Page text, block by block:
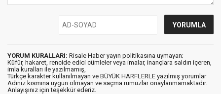
YORUM KURALLARI: Risale Haber yayın politikasına uymayan;
Küfür, hakaret, rencide edici cümleler veya imalar, inançlara saldırı içeren,
imla kuralları ile yazılmamış,
Türkçe karakter kullanılmayan ve BÜYÜK HARFLERLE yazılmış yorumlar
Adınız kısmına uygun olmayan ve saçma rumuzlar onaylanmamaktadır.
Anlayışınız için teşekkür ederiz.